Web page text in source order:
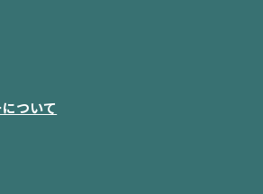
ついて